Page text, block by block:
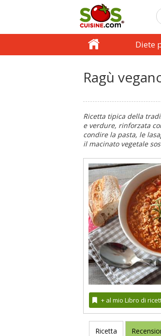
Diete
Ragù
Ricetta tipica della
e verdure, rinforzata
condire la pasta, le
il macinato vegetale
+ al mio Libro di
Ricetta